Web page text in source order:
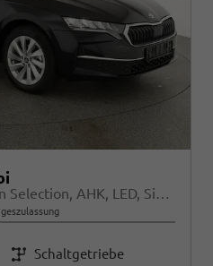
1.5 TSI 110 kW Selection Selection, AHK, LED, Side, ACC, Kamera, Winter, 17-Zoll
Getriebe Schaltgetriebe